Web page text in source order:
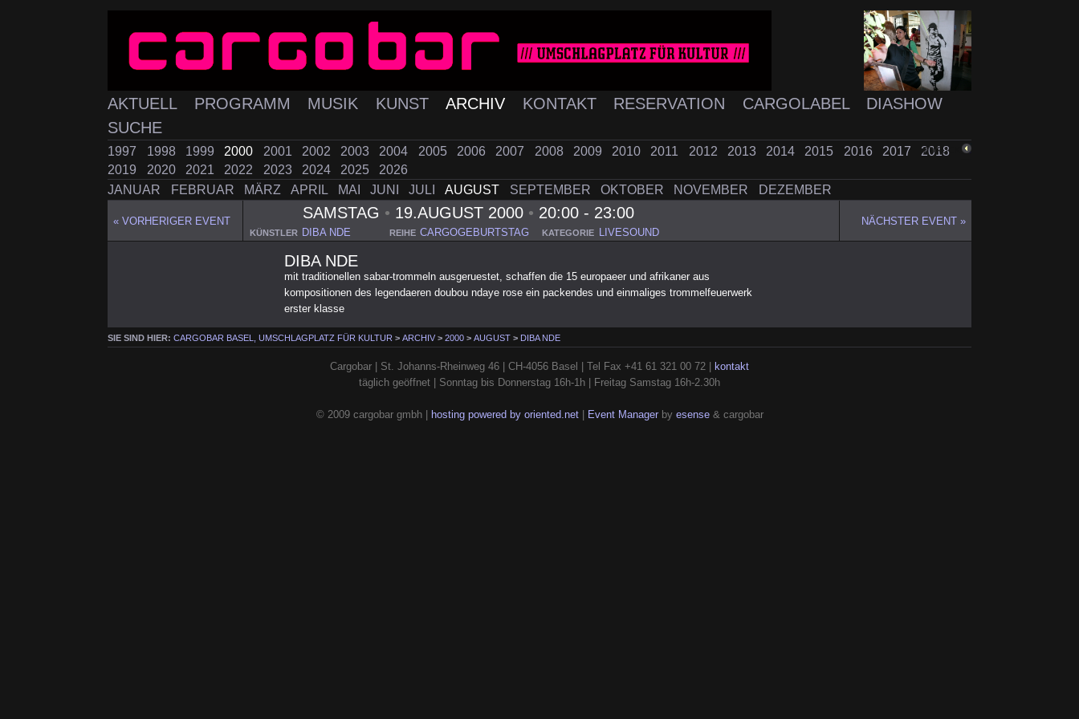
AKTUELL PROGRAMM MUSIK KUNST ARCHIV KONTAKT RESERVATION CARGOLABEL
DIASHOW
SUCHE
1997 1998 1999 2000 2001 2002 2003 2004 2005 2006 2007 2008 2009 2010 2011 2012 2013 2014 2015 2016 2017
2018
2019
2020 2021 2022 2023 2024 2025
2026
JANUAR
FEBRUAR MÄRZ APRIL MAI JUNI JULI AUGUST SEPTEMBER OKTOBER NOVEMBER DEZEMBER
ZURÜCK
« VORHERIGER EVENT SAMSTAG • 19.AUGUST 2000 • 20:00 - 23:00
KÜNSTLER DIBA NDE REIHE CARGOGEBURTSTAG KATEGORIE LIVESOUND
NÄCHSTER EVENT »
DIBA NDE
mit traditionellen sabar-trommeln ausgeruestet, schaffen die 15 europaeer und afrikaner aus
kompositionen des legendaeren doubou ndaye rose ein packendes und einmaliges trommelfeuerwerk
erster klasse
SIE SIND HIER:CARGOBAR BASEL, UMSCHLAGPLATZ FÜR KULTUR >ARCHIV >2000 >AUGUST > DIBA NDE
Cargobar | St. Johanns-Rheinweg 46 | CH-4056 Basel | Tel Fax +41 61 321 00 72 |
kontakt
täglich geöffnet | Sonntag bis Donnerstag 16h-1h | Freitag Samstag 16h-2.30h
© 2009 cargobar gmbh | hosting powered by oriented.net| Event Managerby esense& cargobar